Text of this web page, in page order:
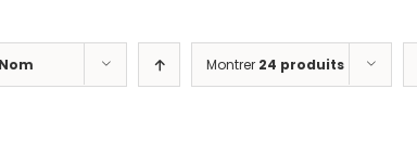
Nom Montrer 24 produits